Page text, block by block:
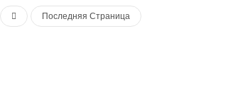
Последняя Страница